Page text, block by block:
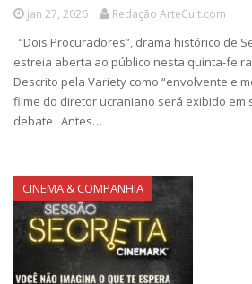
jan 27, 2026 Redação ArteCult.com
“Dois Procuradores”, drama histórico de
estreia aberta ao público nesta quinta-
Descrito pela Variety como “envolvente e
filme do diretor ucraniano será exibido em
debate Antes…
CINEMA & COMPANHIA